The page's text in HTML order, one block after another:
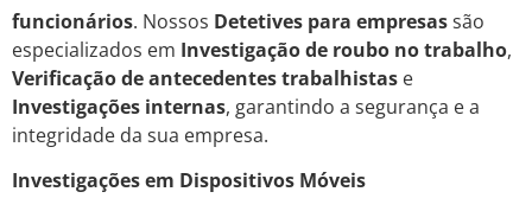
funcionários. Nossos Detetives para empresassão
especializados em Investigação de roubo no trabalho,
Verificação de antecedentes trabalhistas e
Investigações internas, garantindo a segurança e a
integridade da sua empresa.
Investigações em Dispositivos Móveis